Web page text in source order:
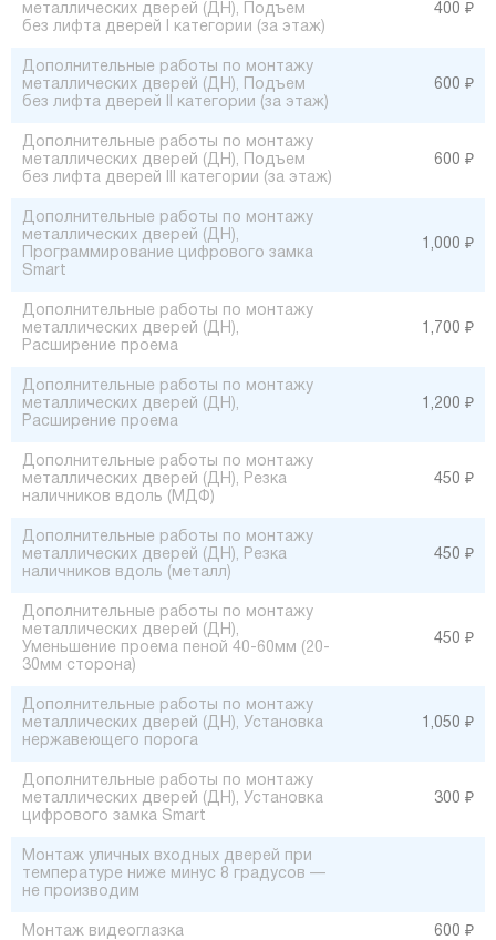
металлических дверей (ДН), Подъем
без лифта дверей I категории (за этаж)
400 ₽
Дополнительные работы по монтажу
металлических дверей (ДН), Подъем
без лифта дверей II категории (за этаж)
600 ₽
Дополнительные работы по монтажу
металлических дверей (ДН), Подъем
без лифта дверей III категории (за этаж)
600 ₽
Дополнительные работы по монтажу
металлических дверей (ДН),
Программирование цифрового замка
Smart
1,000 ₽
Дополнительные работы по монтажу
металлических дверей (ДН),
Расширение проема
1,700 ₽
Дополнительные работы по монтажу
металлических дверей (ДН),
Расширение проема
1,200 ₽
Дополнительные работы по монтажу
металлических дверей (ДН), Резка
наличников вдоль (МДФ)
450 ₽
Дополнительные работы по монтажу
металлических дверей (ДН), Резка
наличников вдоль (металл)
450 ₽
Дополнительные работы по монтажу
металлических дверей (ДН),
Уменьшение проема пеной 40-60мм (20-
30мм сторона)
450 ₽
Дополнительные работы по монтажу
металлических дверей (ДН), Установка
нержавеющего порога
1,050 ₽
Дополнительные работы по монтажу
металлических дверей (ДН), Установка
цифрового замка Smart
300 ₽
Монтаж уличных входных дверей при
температуре ниже минус 8 градусов —
не производим
Монтаж видеоглазка 600 ₽